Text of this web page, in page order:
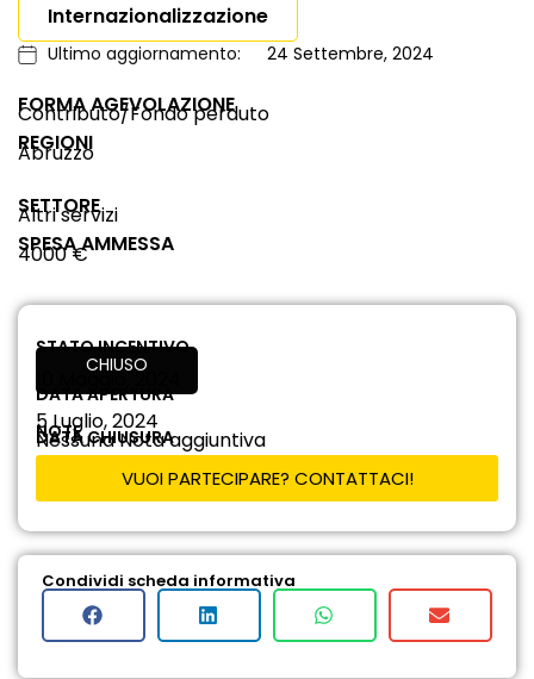
Internazionalizzazione
Ultimo aggiornamento: 24 Settembre, 2024
FORMA AGEVOLAZIONE
Contributo/Fondo perduto
REGIONI
Abruzzo
SETTORE
Altri servizi
SPESA AMMESSA
4000 €
STATO INCENTIVO
CHIUSO
DATA APERTURA
DATA CHIUSURA
10 Maggio, 2024
5 Luglio, 2024
NOTE
Nessuna Nota aggiuntiva
VUOI PARTECIPARE? CONTATTACI!
Condividi scheda informativa